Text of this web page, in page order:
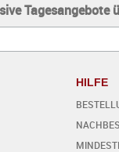
Tagesangebote
HILFE